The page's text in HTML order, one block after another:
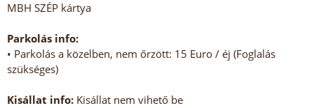
MBH SZÉP kártya
Parkolás info:
• Parkolás a közelben, nem őrzött: 15 Euro / éj (Foglalás
szükséges)
Kisállat info: Kisállat nem vihető be